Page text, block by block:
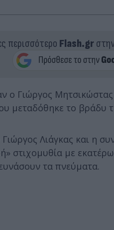
περισσότερο Flash.gr
ο Γιώργος
μεταδόθηκε το βράδυ
Λιάγκας και η
στιχομυθία με
τα πνεύματα.